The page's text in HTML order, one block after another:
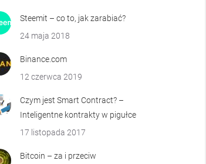
Steemit – co to, jak zarabiać?
24 maja 2018
Binance.com
12 czerwca 2019
Czym jest Smart Contract? –
Inteligentne kontrakty w pigułce
17 listopada 2017
Bitcoin – za i przeciw